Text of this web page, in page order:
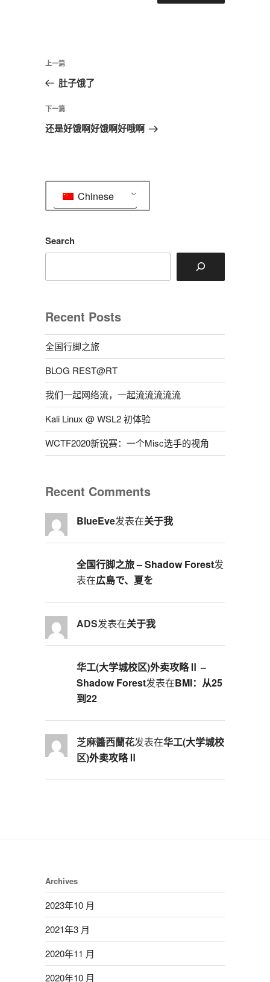
文
导
航
上
一
文
章
上一篇
肚子饿了
下
一
下一篇
还是好饿啊好饿啊好哦啊
Chinese
Search
Recent Posts
全国行脚之旅
BLOG REST@RT
我们一起网络流，一起流流流流流
Kali Linux @ WSL2 初体验
WCTF2020新锐赛：一个Misc选手的视角
Recent Comments
BlueEve发表在关于我
全国行脚之旅 – Shadow Forest发
表在広島で、夏を
ADS发表在关于我
华工(大学城校区)外卖攻略Ⅱ –
Shadow Forest发表在BMI：从25
到22
芝麻醬西蘭花发表在华工(大学城校
区)外卖攻略Ⅱ
Archives
2023年10 月
2021年3 月
2020年11 月
2020年10 月